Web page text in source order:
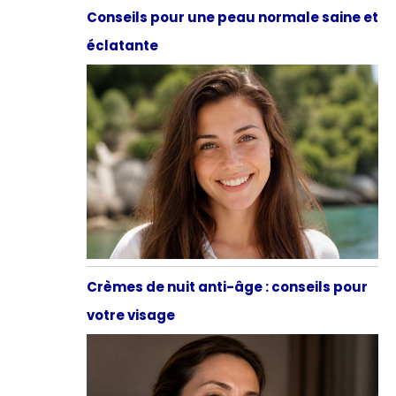
Conseils pour une peau normale saine et
éclatante
Crèmes de nuit anti-âge : conseils pour
votre visage